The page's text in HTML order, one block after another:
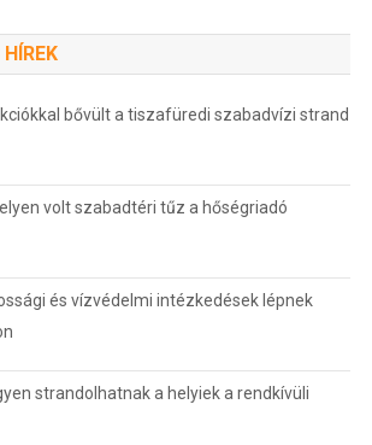
HÍREK
bővült a tiszafüredi szabadvízi strand
volt szabadtéri tűz a hőségriadó
és vízvédelmi intézkedések lépnek
strandolhatnak a helyiek a rendkívüli